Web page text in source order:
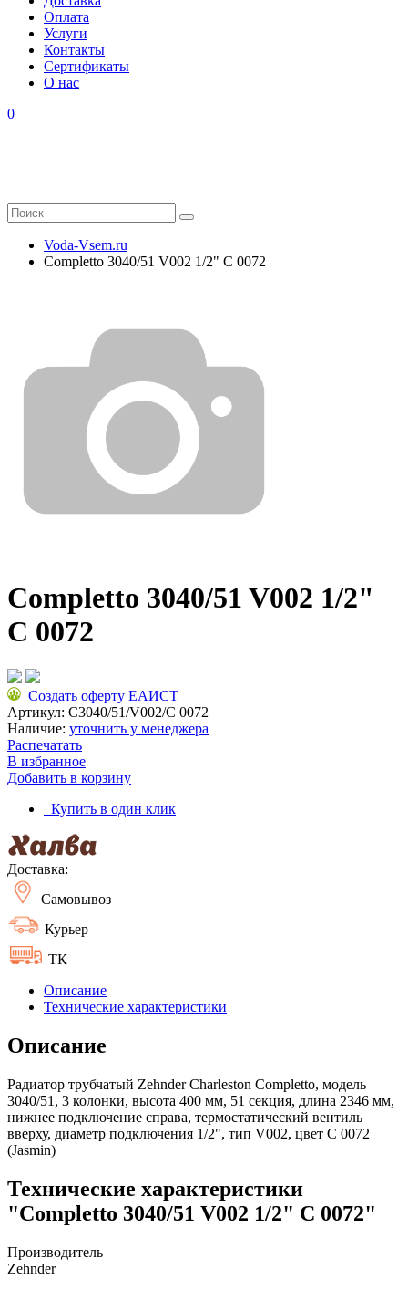
Оплата
Услуги
Контакты
Cертификаты
О нас
0
Voda-Vsem.ru
Completto 3040/51 V002 1/2" C 0072
Completto 3040/51 V002 1/2"
C 0072
Создать оферту ЕАИСТ
Артикул: C3040/51/V002/C 0072
Наличие: уточнить у менеджера
Распечатать
В избранное
Добавить в корзину
Купить в один клик
Доставка:
Самовывоз
Курьер
ТК
Описание
Технические характеристики
Описание
Радиатор трубчатый Zehnder Charleston Completto, модель
3040/51, 3 колонки, высота 400 мм, 51 секция, длина 2346 мм,
нижнее подключение справа, термостатический вентиль
вверху, диаметр подключения 1/2", тип V002, цвет C 0072
(Jasmin)
Технические характеристики
"Completto 3040/51 V002 1/2" C 0072"
Производитель
Zehnder